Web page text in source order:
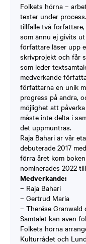
Folkets hörna –
texter under
tillfälle två författare,
som ännu ej givits
författare läser upp
skrivprojekt och får
som leder
medverkande
författarna en unik
progress på andra,
möjlighet att
måste inte delta i
det uppmuntras.
Raja Bahari är vår
debuterade 2017
förra året kom
nominerades 2022
Medverkande:
– Raja Bahari
– Gertrud Maria
– Therése
Samtalet kan även
Folkets hörna
Kulturrådet och